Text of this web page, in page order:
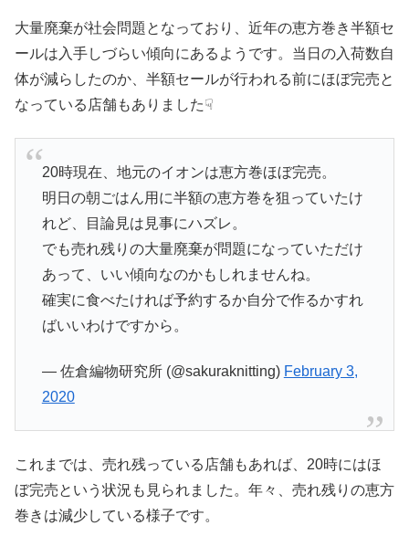
大量廃棄が社会問題となっており、近年の恵方巻き半額セ
ールは入手しづらい傾向にあるようです。当日の入荷数自
体が減らしたのか、半額セールが行われる前にほぼ完売と
なっている店舗もありました☟
20時現在、地元のイオンは恵方巻ほぼ完売。
明日の朝ごはん用に半額の恵方巻を狙っていたけ
れど、目論見は見事にハズレ。
でも売れ残りの大量廃棄が問題になっていただけ
あって、いい傾向なのかもしれませんね。
確実に食べたければ予約するか自分で作るかすれ
ばいいわけですから。
— 佐倉編物研究所 (@sakuraknitting) February 3,
2020
これまでは、売れ残っている店舗もあれば、20時にはほ
ぼ完売という状況も見られました。年々、売れ残りの恵方
巻きは減少している様子です。